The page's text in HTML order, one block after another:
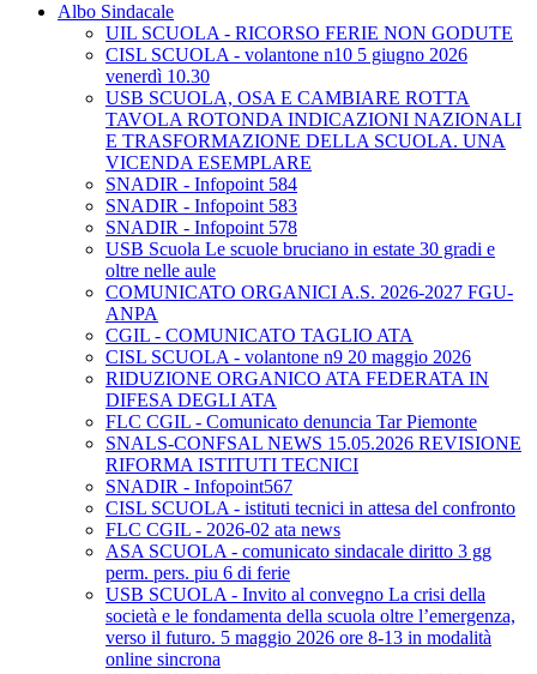
Albo Sindacale
UIL SCUOLA - RICORSO FERIE NON GODUTE
CISL SCUOLA - volantone n10 5 giugno 2026
venerdì 10.30
USB SCUOLA, OSA E CAMBIARE ROTTA
TAVOLA ROTONDA INDICAZIONI NAZIONALI
E TRASFORMAZIONE DELLA SCUOLA. UNA
VICENDA ESEMPLARE
SNADIR - Infopoint 584
SNADIR - Infopoint 583
SNADIR - Infopoint 578
USB Scuola Le scuole bruciano in estate 30 gradi e
oltre nelle aule
COMUNICATO ORGANICI A.S. 2026-2027 FGU-
ANPA
CGIL - COMUNICATO TAGLIO ATA
CISL SCUOLA - volantone n9 20 maggio 2026
RIDUZIONE ORGANICO ATA FEDERATA IN
DIFESA DEGLI ATA
FLC CGIL - Comunicato denuncia Tar Piemonte
SNALS-CONFSAL NEWS 15.05.2026 REVISIONE
RIFORMA ISTITUTI TECNICI
SNADIR - Infopoint567
CISL SCUOLA - istituti tecnici in attesa del confronto
FLC CGIL - 2026-02 ata news
ASA SCUOLA - comunicato sindacale diritto 3 gg
perm. pers. piu 6 di ferie
USB SCUOLA - Invito al convegno La crisi della
società e le fondamenta della scuola oltre l’emergenza,
verso il futuro. 5 maggio 2026 ore 8-13 in modalità
online sincrona